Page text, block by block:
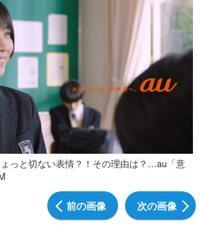
っと切ない表情？！その理由は？…au「意
前の画像 次の画像